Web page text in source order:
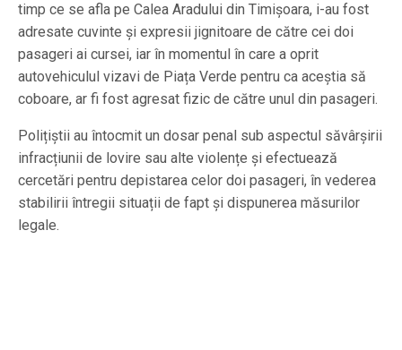
timp ce se afla pe Calea Aradului din Timișoara, i-au fost
adresate cuvinte și expresii jignitoare de către cei doi
pasageri ai cursei, iar în momentul în care a oprit
autovehiculul vizavi de Piața Verde pentru ca aceștia să
coboare, ar fi fost agresat fizic de către unul din pasageri.
Polițiștii au întocmit un dosar penal sub aspectul săvârșirii
infracțiunii de lovire sau alte violențe și efectuează
cercetări pentru depistarea celor doi pasageri, în vederea
stabilirii întregii situații de fapt și dispunerea măsurilor
legale.